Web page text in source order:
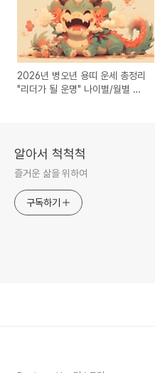
2026년 병오년 용띠 운세 총정리
"리더가 될 운명" 나이별/월별 완
알아서 척척척
즐거운 삶을 위하여
구독하기